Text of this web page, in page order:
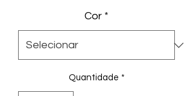
Cor *
Quantidade *